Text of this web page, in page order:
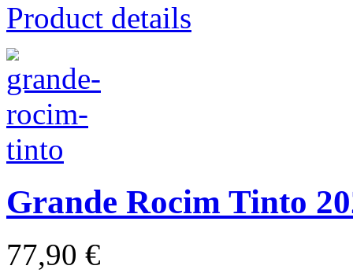
Product details
Grande Rocim Tinto
77,90 €